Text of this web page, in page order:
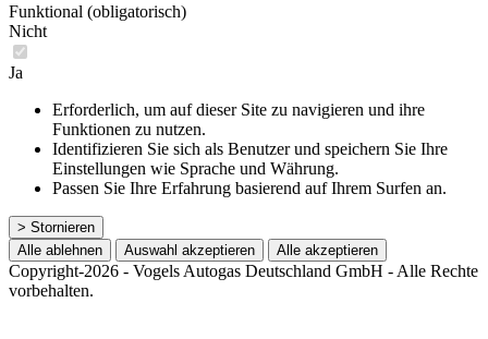
Funktional (obligatorisch)
Nicht
Ja
Erforderlich, um auf dieser Site zu navigieren und ihre
Funktionen zu nutzen.
Identifizieren Sie sich als Benutzer und speichern Sie Ihre
Einstellungen wie Sprache und Währung.
Passen Sie Ihre Erfahrung basierend auf Ihrem Surfen an.
> Stornieren
Alle ablehnen
Auswahl akzeptieren Alle akzeptieren
Copyright-2026 - Vogels Autogas Deutschland GmbH - Alle Rechte
vorbehalten.